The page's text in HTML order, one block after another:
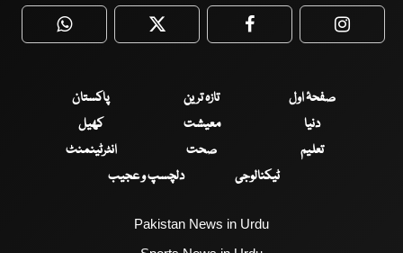
WhatsApp Twitter Facebook
صفحۂ اول تازہ ترین
پاکستان
دنیا
معیشت
کھیل
تعلیم
صحت
انٹرٹینمنٹ
ٹیکنالوجی
دلچسپ و عجیب
Pakistan News in Urdu